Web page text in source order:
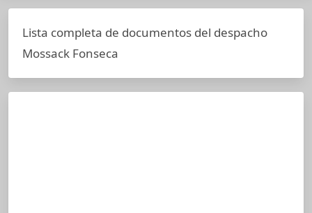
Lista completa de documentos del despacho
Mossack Fonseca